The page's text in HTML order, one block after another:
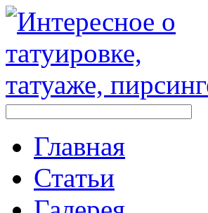
Главная
Стaтьи